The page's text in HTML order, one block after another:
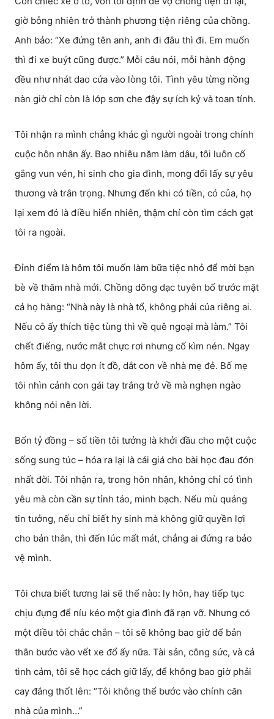
giờ bỗng nhiên trở thành phương tiện riêng của chồng.
Anh bảo: “Xe đứng tên anh, anh đi đâu thì đi. Em muốn
thì đi xe buýt cũng được.” Mỗi câu nói, mỗi hành động
đều như nhát dao cứa vào lòng tôi. Tình yêu từng nồng
nàn giờ chỉ còn là lớp sơn che đậy sự ích kỷ và toan tính.
Tôi nhận ra mình chẳng khác gì người ngoài trong chính
cuộc hôn nhân ấy. Bao nhiêu năm làm dâu, tôi luôn cố
gắng vun vén, hi sinh cho gia đình, mong đổi lấy sự yêu
thương và trân trọng. Nhưng đến khi có tiền, có của, họ
lại xem đó là điều hiển nhiên, thậm chí còn tìm cách gạt
tôi ra ngoài.
Đỉnh điểm là hôm tôi muốn làm bữa tiệc nhỏ để mời bạn
bè về thăm nhà mới. Chồng dõng dạc tuyên bố trước mặt
cả họ hàng: “Nhà này là nhà tổ, không phải của riêng ai.
Nếu cô ấy thích tiệc tùng thì về quê ngoại mà làm.” Tôi
chết điếng, nước mắt chực rơi nhưng cố kìm nén. Ngay
hôm ấy, tôi thu dọn ít đồ, dắt con về nhà mẹ đẻ. Bố mẹ
tôi nhìn cảnh con gái tay trắng trở về mà nghẹn ngào
không nói nên lời.
Bốn tỷ đồng – số tiền tôi tưởng là khởi đầu cho một cuộc
sống sung túc – hóa ra lại là cái giá cho bài học đau đớn
nhất đời. Tôi nhận ra, trong hôn nhân, không chỉ có tình
yêu mà còn cần sự tỉnh táo, minh bạch. Nếu mù quáng
tin tưởng, nếu chỉ biết hy sinh mà không giữ quyền lợi
cho bản thân, thì đến lúc mất mát, chẳng ai đứng ra bảo
vệ mình.
Tôi chưa biết tương lai sẽ thế nào: ly hôn, hay tiếp tục
chịu đựng để níu kéo một gia đình đã rạn vỡ. Nhưng có
một điều tôi chắc chắn – tôi sẽ không bao giờ để bản
thân bước vào vết xe đổ ấy nữa. Tài sản, công sức, và cả
tình cảm, tôi sẽ học cách giữ lấy, để không bao giờ phải
cay đắng thốt lên: “Tôi không thể bước vào chính căn
nhà của mình…”